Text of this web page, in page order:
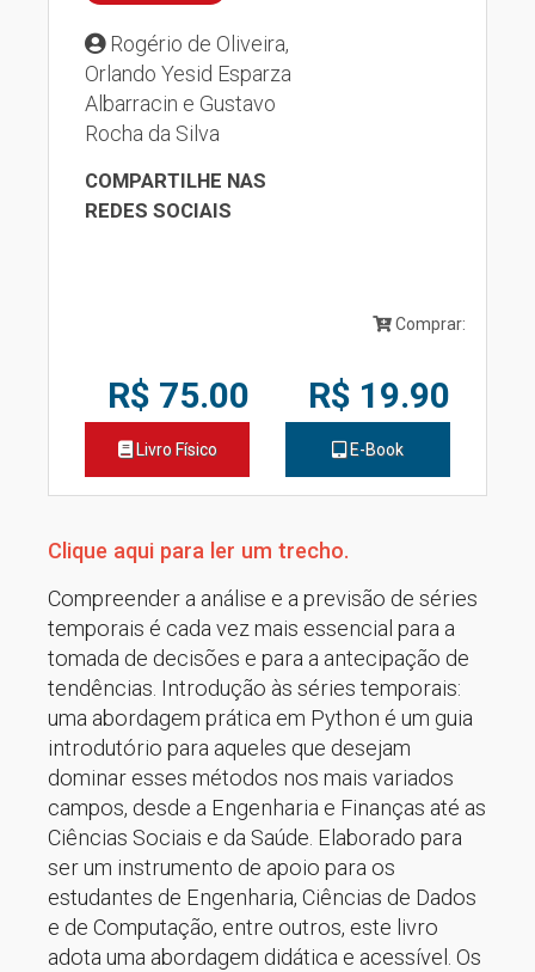
Rogério de Oliveira,
Orlando Yesid Esparza
Albarracin e Gustavo
Rocha da Silva
COMPARTILHE NAS
REDES SOCIAIS
Comprar:
R$ 75.00
Livro Físico
R$ 19.90
E-Book
Clique aqui para ler um trecho.
Compreender a análise e a previsão de séries
temporais é cada vez mais essencial para a
tomada de decisões e para a antecipação de
tendências. Introdução às séries temporais:
uma abordagem prática em Python é um guia
introdutório para aqueles que desejam
dominar esses métodos nos mais variados
campos, desde a Engenharia e Finanças até as
Ciências Sociais e da Saúde. Elaborado para
ser um instrumento de apoio para os
estudantes de Engenharia, Ciências de Dados
e de Computação, entre outros, este livro
adota uma abordagem didática e acessível. Os